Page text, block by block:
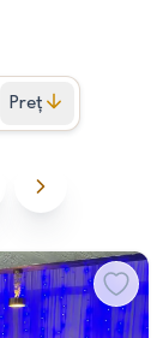
Preț
descrescător